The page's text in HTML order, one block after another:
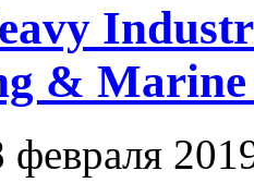
&
февраля